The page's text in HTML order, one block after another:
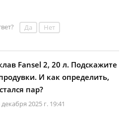
Да Нет
Fansel 2, 20 л. Подскажите
И как определить,
пар?
2025 г. 19:41